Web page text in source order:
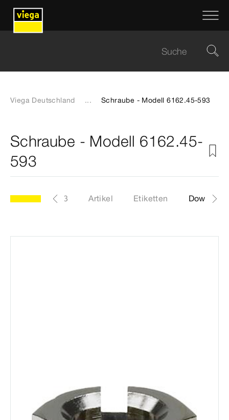
Viega Deutschland ... Schraube - Modell 6162.45-593
Schraube - Modell 6162.45-
593
6162.45-593 Artikel Etiketten